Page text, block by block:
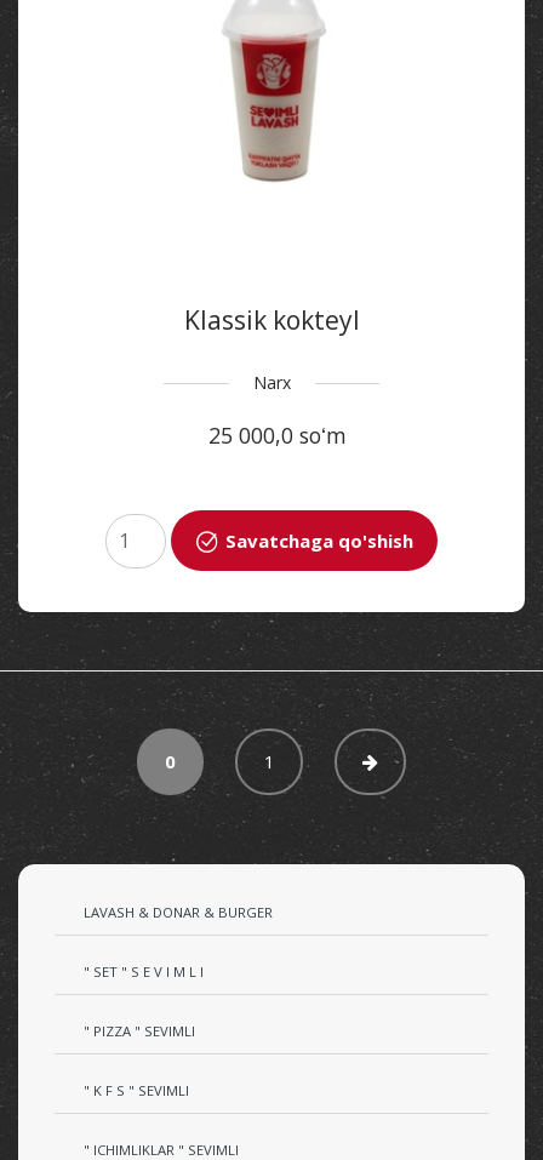
Klassik kokteyl
Narx
25 000,0 soʻm
Savatchaga qo'shish
0 1
LAVASH & DONAR & BURGER
" SET " S E V I M L I
" PIZZA " SEVIMLI
" K F S " SEVIMLI
" ICHIMLIKLAR " SEVIMLI